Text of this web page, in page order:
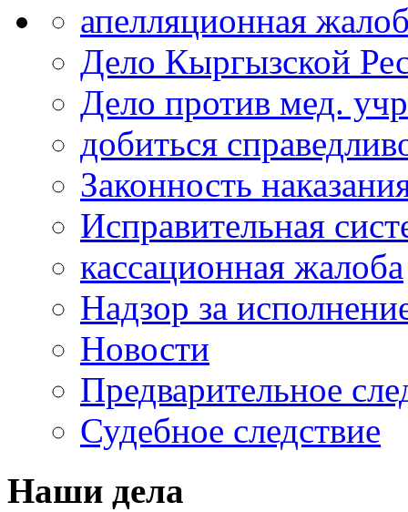
апелляционная
Дело Кыргызской
Дело против мед.
добиться
Законность
Исправительная
кассационная жалоба
Надзор за
Новости
Предварительное
Судебное следствие
Наши дела